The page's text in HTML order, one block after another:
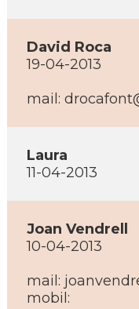
David Roca
19-04-2013
mail:
Laura
11-04-2013
Joan Vendrell
10-04-2013
mail:
mobil: